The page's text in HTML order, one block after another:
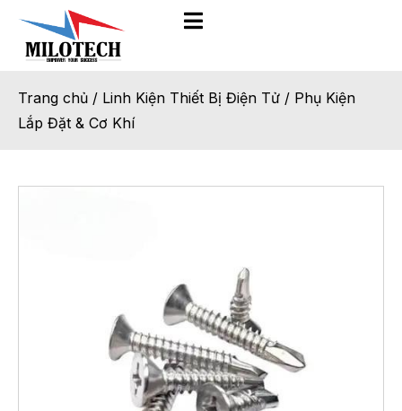
Trang chủ / Linh Kiện Thiết Bị Điện Tử / Phụ Kiện
Lắp Đặt & Cơ Khí